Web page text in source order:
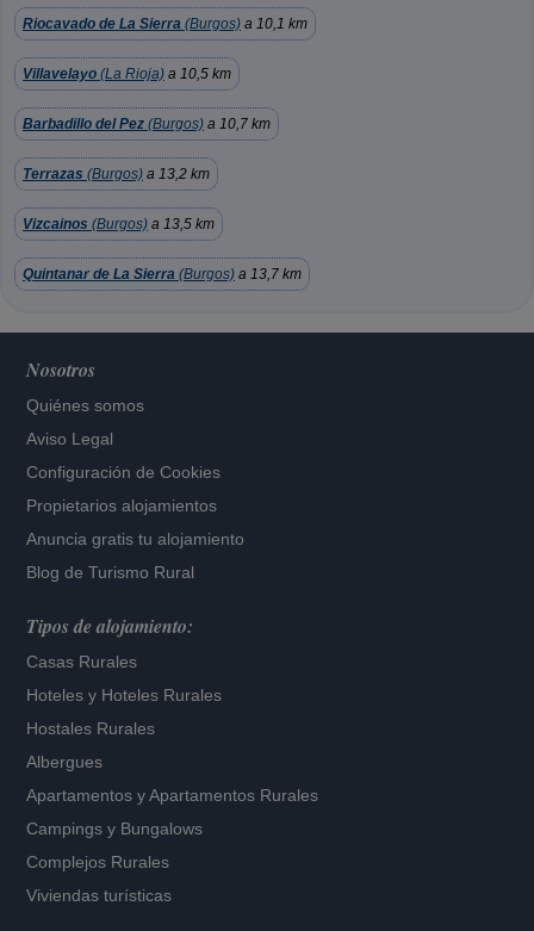
Riocavado de La Sierra (Burgos) a 10,1 km
Villavelayo (La Rioja) a 10,5 km
Barbadillo del Pez (Burgos) a 10,7 km
Terrazas (Burgos) a 13,2 km
Vizcainos (Burgos) a 13,5 km
Quintanar de La Sierra (Burgos) a 13,7 km
Nosotros
Quiénes somos
Aviso Legal
Configuración de Cookies
Propietarios alojamientos
Anuncia gratis tu alojamiento
Blog de Turismo Rural
Tipos de alojamiento:
Casas Rurales
Hoteles y Hoteles Rurales
Hostales Rurales
Albergues
Apartamentos yApartamentos Rurales
Campings y Bungalows
Complejos Rurales
Viviendas turísticas